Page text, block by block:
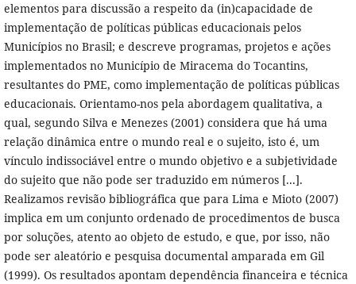
elementos para discussão a respeito da (in)capacidade de
implementação de políticas públicas educacionais pelos
Municípios no Brasil; e descreve programas, projetos e ações
implementados no Município de Miracema do Tocantins,
resultantes do PME, como implementação de políticas públicas
educacionais. Orientamo-nos pela abordagem qualitativa, a
qual, segundo Silva e Menezes (2001) considera que há uma
relação dinâmica entre o mundo real e o sujeito, isto é, um
vínculo indissociável entre o mundo objetivo e a subjetividade
do sujeito que não pode ser traduzido em números [...].
Realizamos revisão bibliográfica que para Lima e Mioto (2007)
implica em um conjunto ordenado de procedimentos de busca
por soluções, atento ao objeto de estudo, e que, por isso, não
pode ser aleatório e pesquisa documental amparada em Gil
(1999). Os resultados apontam dependência financeira e técnica